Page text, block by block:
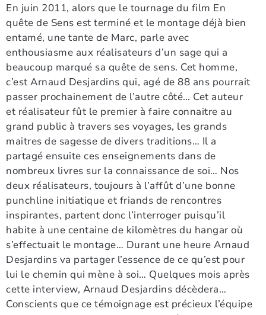
En juin 2011, alors que le tournage du film En
quête de Sens est terminé et le montage déjà bien
entamé, une tante de Marc, parle avec
enthousiasme aux réalisateurs d’un sage qui a
beaucoup marqué sa quête de sens. Cet homme,
c’est Arnaud Desjardins qui, agé de 88 ans pourrait
passer prochainement de l’autre côté… Cet auteur
et réalisateur fût le premier à faire connaitre au
grand public à travers ses voyages, les grands
maitres de sagesse de divers traditions… Il a
partagé ensuite ces enseignements dans de
nombreux livres sur la connaissance de soi… Nos
deux réalisateurs, toujours à l’affût d’une bonne
punchline initiatique et friands de rencontres
inspirantes, partent donc l’interroger puisqu’il
habite à une centaine de kilomètres du hangar où
s’effectuait le montage… Durant une heure Arnaud
Desjardins va partager l’essence de ce qu’est pour
lui le chemin qui mène à soi… Quelques mois après
cette interview, Arnaud Desjardins décèdera…
Conscients que ce témoignage est précieux l’équipe